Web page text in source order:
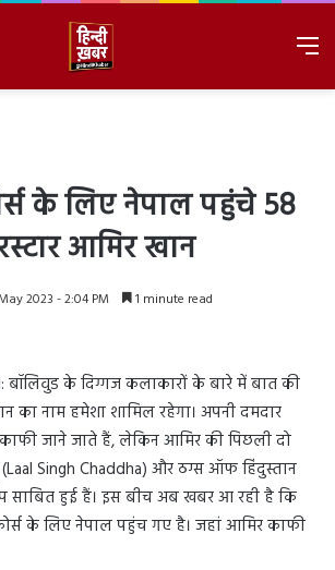
के लिए नेपाल पहुंचे 58
आमिर खान
2023 - 2:04 PM 1 minute read
बॉलिवुड के दिग्गज कलाकारों के बारे में बात की
का नाम हमेशा शामिल रहेगा। अपनी दमदार
जाने जाते हैं, लेकिन आमिर की पिछली दो
(Laal Singh Chaddha) और ठग्स ऑफ हिंदुस्तान
साबित हुई हैं। इस बीच अब खबर आ रही है कि
के लिए नेपाल पहुंच गए है। जहां आमिर काफी